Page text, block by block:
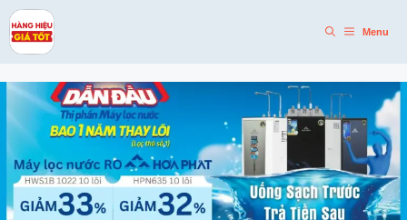
Skip
to
content
Menu